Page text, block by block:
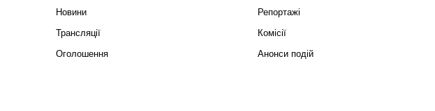
Новини
Репортажі
Трансляції
Комісії
Оголошення
Анонси подій